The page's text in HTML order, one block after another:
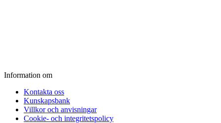
Information om
Kontakta oss
Kunskapsbank
Villkor och anvisningar
Cookie- och integritetspolicy